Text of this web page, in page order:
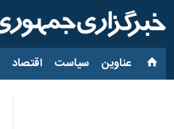
عناوین‌ سیاست اقتصاد